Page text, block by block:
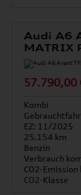
Audi A6
MATRIX
57.790,00
Kombi
EZ: 11/2025
25.154 km
Benzin
Verbrauch
CO2-
CO2-Klasse